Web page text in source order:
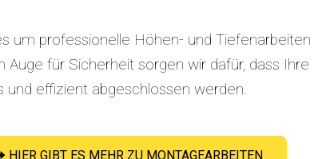
um professionelle Höhen- und Tiefenarbeiten
für Sicherheit sorgen wir dafür, dass Ihre
effizient abgeschlossen werden.
HIER GIBT ES MEHR ZU MONTAGEARBEITEN